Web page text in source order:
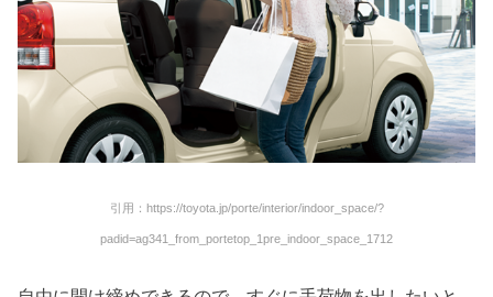
引用：https://toyota.jp/porte/interior/indoor_space/?
padid=ag341_from_portetop_1pre_indoor_space_1712